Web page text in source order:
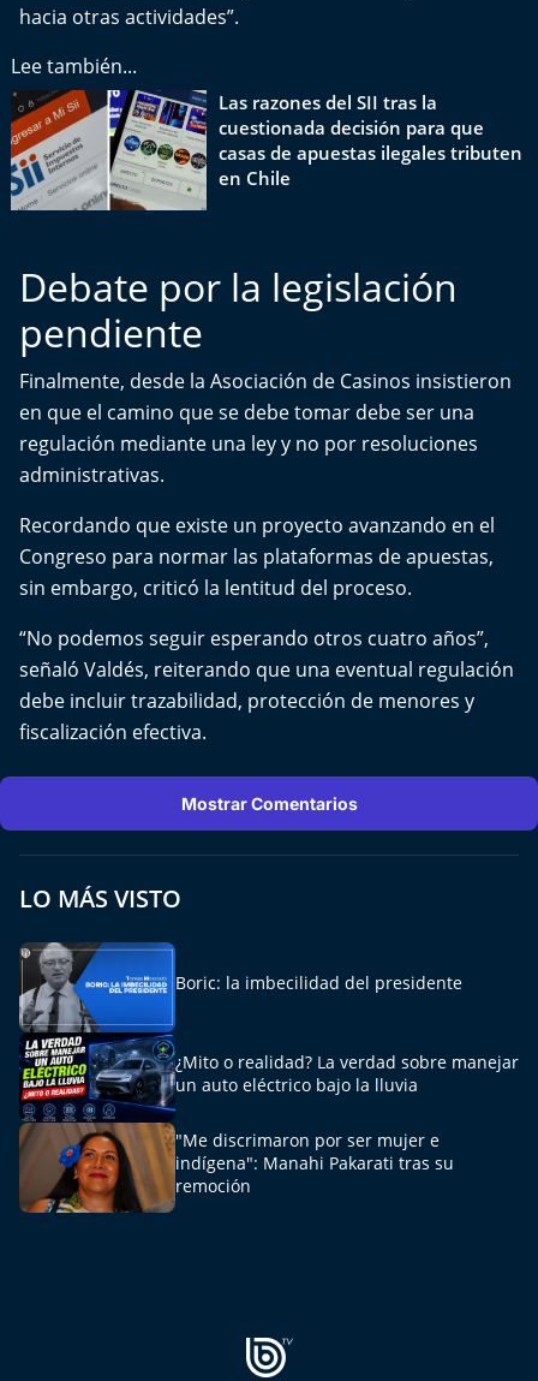
hacia otras actividades”.
Lee también...
Las razones del SII tras la
cuestionada decisión para que
casas de apuestas ilegales tributen
en Chile
Debate por la legislación
pendiente
Finalmente, desde la Asociación de Casinos insistieron
en que el camino que se debe tomar debe ser una
regulación mediante una ley y no por resoluciones
administrativas.
Recordando que existe un proyecto avanzando en el
Congreso para normar las plataformas de apuestas,
sin embargo, criticó la lentitud del proceso.
“No podemos seguir esperando otros cuatro años”,
señaló Valdés, reiterando que una eventual regulación
debe incluir trazabilidad, protección de menores y
fiscalización efectiva.
Mostrar Comentarios
LO MÁS VISTO
Boric: la imbecilidad del presidente
¿Mito o realidad? La verdad sobre manejar
un auto eléctrico bajo la lluvia
"Me discrimaron por ser mujer e
indígena": Manahi Pakarati tras su
remoción